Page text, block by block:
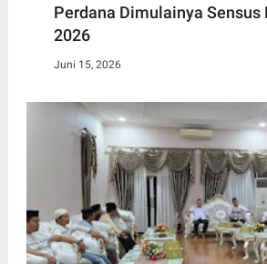
Perdana Dimulainya Sensus
2026
Juni 15, 2026